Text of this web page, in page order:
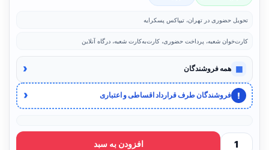
تحویل حضوری در تهران، تیپاکس پسکرایه
کارت‌خوان شعبه، پرداخت حضوری، کارت‌به‌کارت شعبه، درگاه آنلاین
▦ همه فروشندگان ‹
! فروشندگان طرف قرارداد اقساطی و اعتباری ‹
افزودن به سبد